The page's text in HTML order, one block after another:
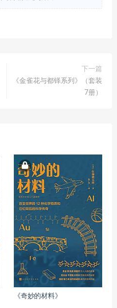
下一篇
《金雀花与都铎系列》（套装
7册）
《奇妙的材料》